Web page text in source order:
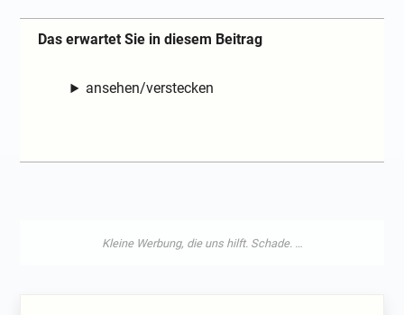
Das erwartet Sie in diesem Beitrag
ansehen/verstecken